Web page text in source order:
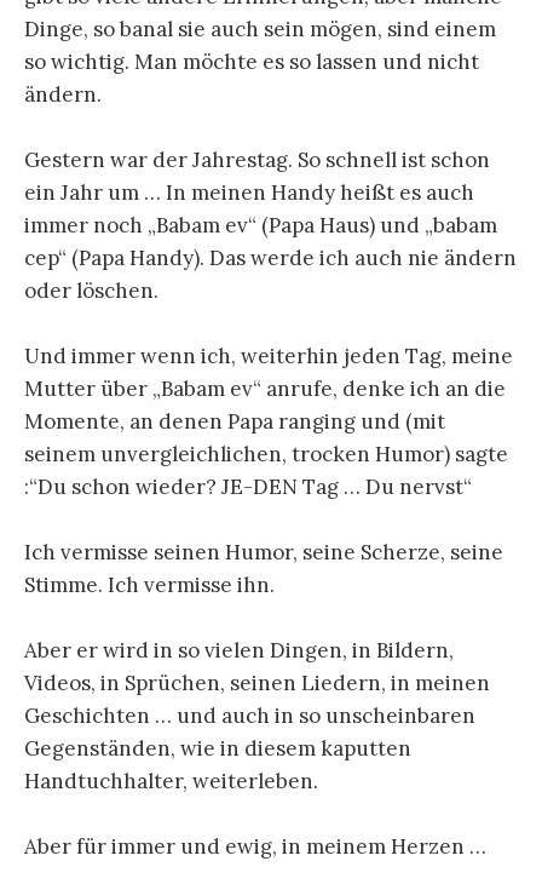
Dinge, so banal sie auch sein mögen, sind einem
so wichtig. Man möchte es so lassen und nicht
ändern.
Gestern war der Jahrestag. So schnell ist schon
ein Jahr um … In meinen Handy heißt es auch
immer noch „Babam ev“ (Papa Haus) und „babam
cep“ (Papa Handy). Das werde ich auch nie ändern
oder löschen.
Und immer wenn ich, weiterhin jeden Tag, meine
Mutter über „Babam ev“ anrufe, denke ich an die
Momente, an denen Papa ranging und (mit
seinem unvergleichlichen, trocken Humor) sagte
:“Du schon wieder? JE-DEN Tag … Du nervst“
Ich vermisse seinen Humor, seine Scherze, seine
Stimme. Ich vermisse ihn.
Aber er wird in so vielen Dingen, in Bildern,
Videos, in Sprüchen, seinen Liedern, in meinen
Geschichten … und auch in so unscheinbaren
Gegenständen, wie in diesem kaputten
Handtuchhalter, weiterleben.
Aber für immer und ewig, in meinem Herzen …